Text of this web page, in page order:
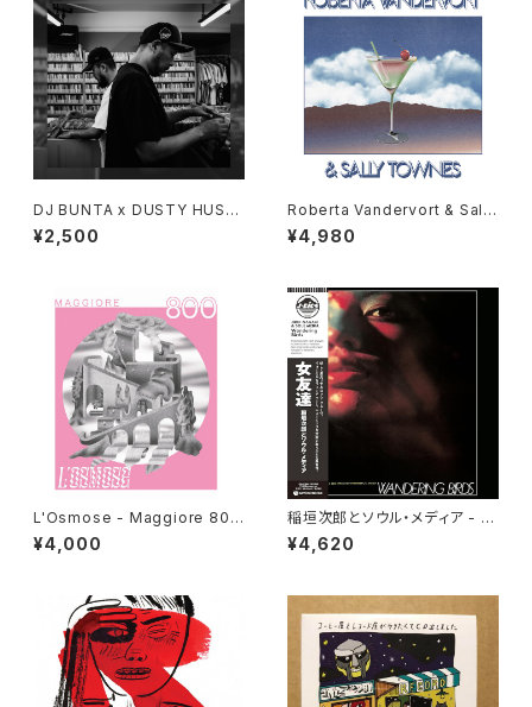
DJ BUNTA x DUSTY HUSK
Y - 47 CAMPiN DIGGiN "C
D"
¥2,500
Roberta Vandervort & Sally
Townes "LP"
¥4,980
L'Osmose - Maggiore 800
"LP"
¥4,000
稲垣次郎とソウル・メディア - W
andering Birds 女友達 "LP"
¥4,620